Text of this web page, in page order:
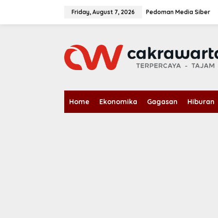
Friday, August 7, 2026 Pedoman Media Siber
Home Ekonomika Gagasan Hiburan